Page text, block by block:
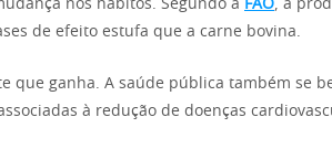
nos hábitos. Segundo a FAO, a
de efeito estufa que a carne bovina.
que ganha. A saúde pública também se
à redução de doenças